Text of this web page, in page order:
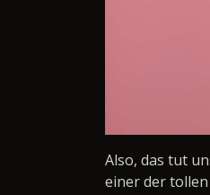
Also, das tut
einer der